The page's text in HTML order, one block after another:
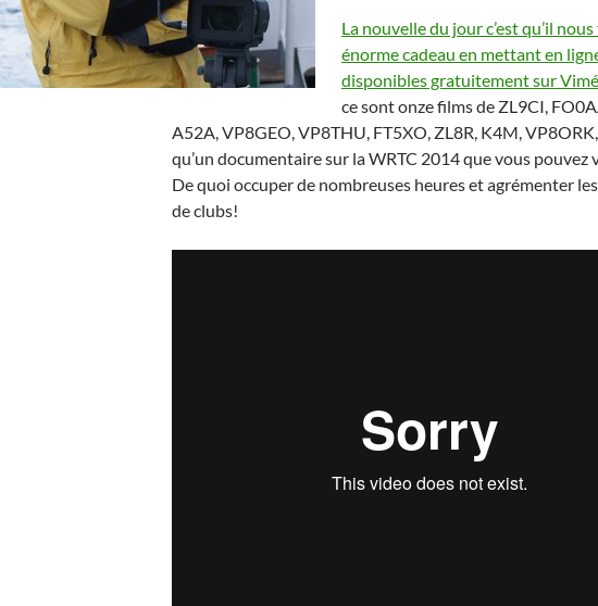
La nouvelle du jour c’est qu’il
énorme cadeau en mettant en
disponibles gratuitement sur
ce sont onze films de ZL9CI,
A52A, VP8GEO, VP8THU, FT5XO, ZL8R, K4M,
qu’un documentaire sur la WRTC 2014 que vous pouvez
De quoi occuper de nombreuses heures et agrémenter
de clubs!